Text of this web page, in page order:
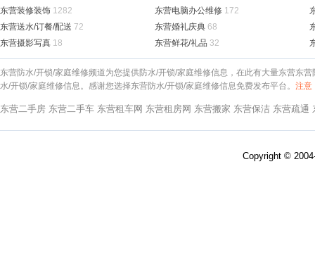
东营装修装饰 1282 东营电脑办公维修 172
东营送水/订餐/配送 72 东营婚礼庆典 68
东营摄影写真 18 东营鲜花/礼品 32
东营防水/开锁/家庭维修频道为您提供防水/开锁/家庭维修信息，在此有大量东营东
水/开锁/家庭维修信息。感谢您选择东营防水/开锁/家庭维修信息免费发布平台。 注意
东营二手房 东营二手车 东营租车网 东营租房网 东营搬家 东营保洁 东营疏通
Copyright ©